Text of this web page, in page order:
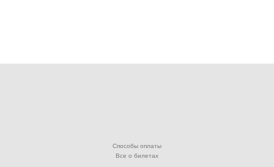
Способы оплаты
Все о билетах